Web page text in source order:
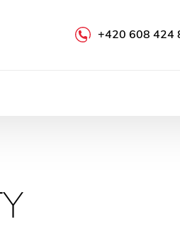
+420 608 424